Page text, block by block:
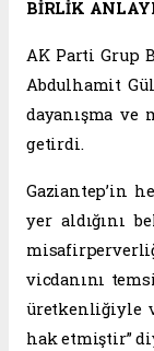
BİRLİK
AK Parti Grup
Abdulhamit
dayanışma ve
getirdi.
Gaziantep’in
yer aldığını
vicdanını
üretkenliğiyle
hak etmiştir”